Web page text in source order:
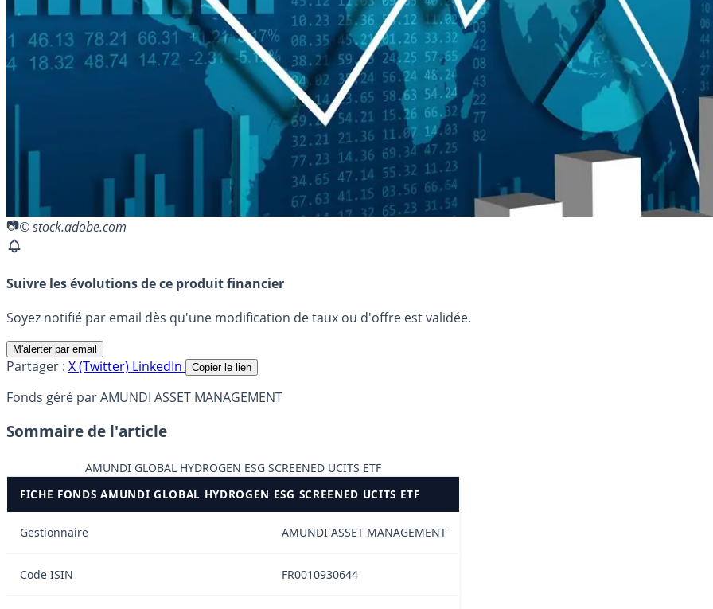
© stock.adobe.com
Suivre les évolutions de ce produit financier
Soyez notifié par email dès qu'une modification de taux ou d'offre est validée.
M'alerter par email
Partager : X (Twitter) LinkedIn Copier le lien
Fonds géré par AMUNDI ASSET MANAGEMENT
Sommaire de l'article
AMUNDI GLOBAL HYDROGEN ESG SCREENED UCITS ETF
FICHE FONDS AMUNDI GLOBAL HYDROGEN ESG SCREENED UCITS ETF
Gestionnaire AMUNDI ASSET MANAGEMENT
Code ISIN FR0010930644